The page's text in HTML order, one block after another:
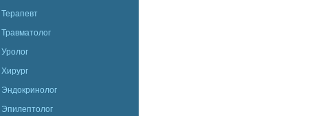
Терапевт
Травматолог
Уролог
Хирург
Эндокринолог
Эпилептолог